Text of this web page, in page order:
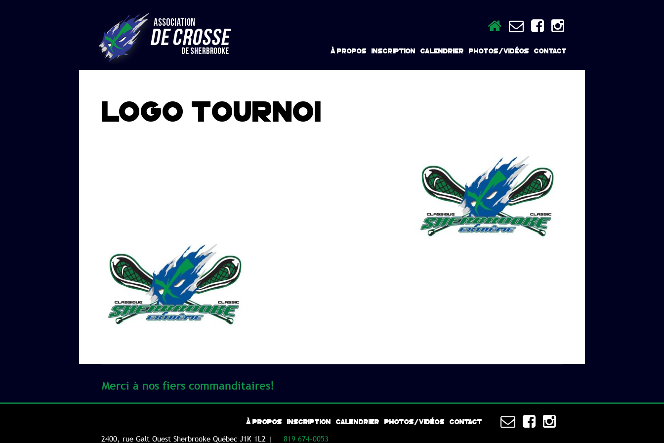
À PROPOS INSCRIPTION CALENDRIER PHOTOS/VIDÉOS CONTACT
LOGO TOURNOI
Merci à nos fiers commanditaires!
À PROPOS INSCRIPTION CALENDRIER PHOTOS/VIDÉOS CONTACT
2400, rue Galt Ouest Sherbrooke Québec J1K 1L2 | 819 674-0053